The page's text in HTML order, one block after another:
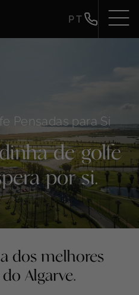
PT
Pensadas para Si
de golfe
por si.
dos melhores
Algarve.